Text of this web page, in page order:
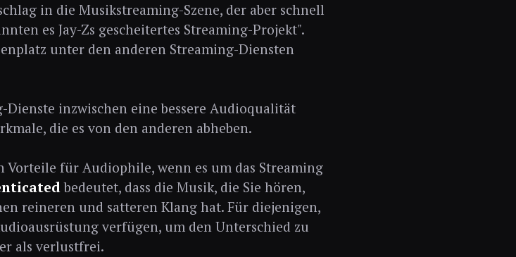
in die Musikstreaming-Szene, der aber schnell
es Jay-Zs gescheitertes Streaming-Projekt".
unter den anderen Streaming-Diensten
Dienste inzwischen eine bessere Audioqualität
die es von den anderen abheben.
Vorteile für Audiophile, wenn es um das Streaming
bedeutet, dass die Musik, die Sie hören,
reineren und satteren Klang hat. Für diejenigen,
verfügen, um den Unterschied zu
als verlustfrei.